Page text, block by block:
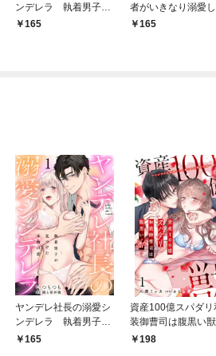
ンデレラ 執着男子が
見つけた本物の恋 1
165
者がいきなり溺愛
きます1
165
ヤンデレ社長の溺愛シ
ンデレラ 執着男子が
見つけた本物の恋 1
165
資産100億スパダリ
装御曹司は腹黒い
イジワルな指遣いか
198